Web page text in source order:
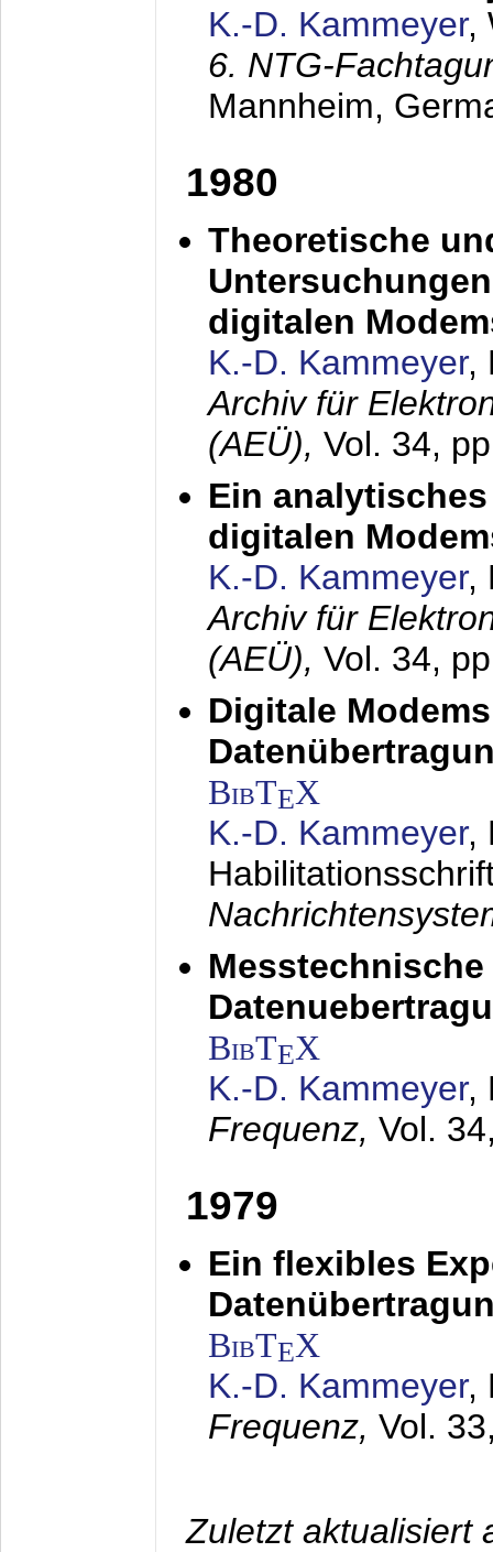
K.-D. Kammeyer,
6. NTG-
Mannheim,
1980
Theoretische
digitalen
K.-D. Kammeyer,
Archiv für
(AEÜ), Vol. 34,
Ein
digitalen
K.-D. Kammeyer,
Archiv für
(AEÜ), Vol. 34,
Digitale
BibTEX
K.-D. Kammeyer,
BibTEX
K.-D. Kammeyer,
Frequenz, Vol.
1979
Ein flexibles
BibTEX
K.-D. Kammeyer,
Frequenz, Vol.
Zuletzt aktualisiert